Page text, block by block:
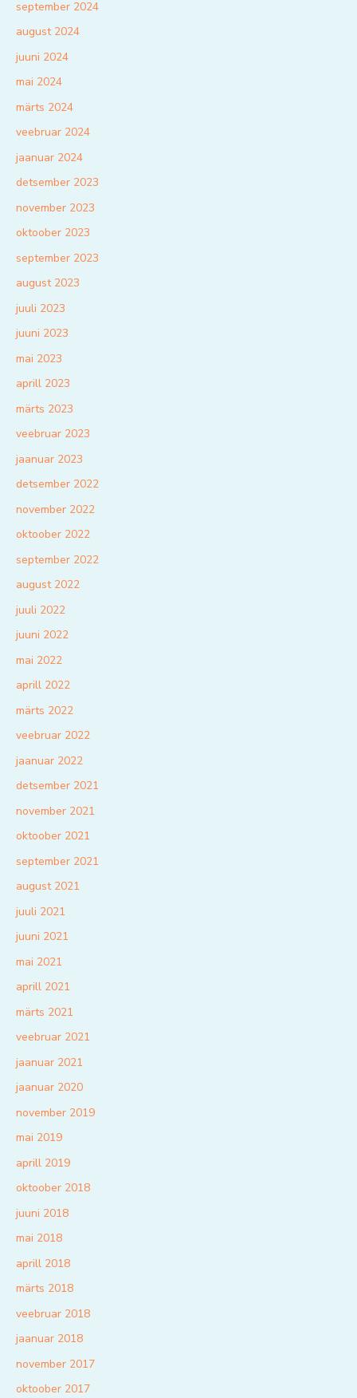
september 2024
august 2024
juuni 2024
mai 2024
märts 2024
veebruar 2024
jaanuar 2024
detsember 2023
november 2023
oktoober 2023
september 2023
august 2023
juuli 2023
juuni 2023
mai 2023
aprill 2023
märts 2023
veebruar 2023
jaanuar 2023
detsember 2022
november 2022
oktoober 2022
september 2022
august 2022
juuli 2022
juuni 2022
mai 2022
aprill 2022
märts 2022
veebruar 2022
jaanuar 2022
detsember 2021
november 2021
oktoober 2021
september 2021
august 2021
juuli 2021
juuni 2021
mai 2021
aprill 2021
märts 2021
veebruar 2021
jaanuar 2021
jaanuar 2020
november 2019
mai 2019
aprill 2019
oktoober 2018
juuni 2018
mai 2018
aprill 2018
märts 2018
veebruar 2018
jaanuar 2018
november 2017
oktoober 2017